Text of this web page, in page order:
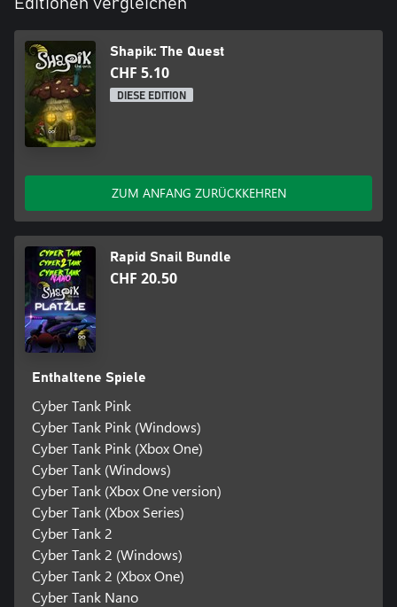
Shapik: The Quest
CHF 5.10
DIESE EDITION
ZUM ANFANG ZURÜCKKEHREN
Rapid Snail Bundle
CHF 20.50
Enthaltene Spiele
Cyber Tank Pink
Cyber Tank Pink (Windows)
Cyber Tank Pink (Xbox One)
Cyber Tank (Windows)
Cyber Tank (Xbox One version)
Cyber Tank (Xbox Series)
Cyber Tank 2
Cyber Tank 2 (Windows)
Cyber Tank 2 (Xbox One)
Cyber Tank Nano